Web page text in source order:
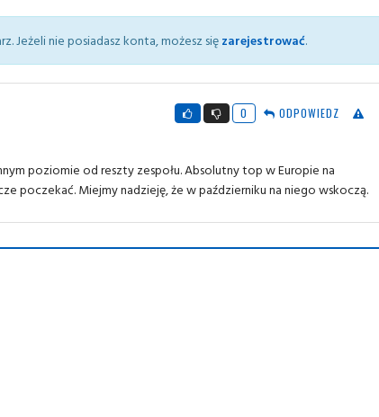
Jeżeli nie posiadasz konta, możesz sięzarejestrować.
0 ODPOWIEDZ
poziomie od reszty zespołu. Absolutny top w Europie na
poczekać. Miejmy nadzieję, że w październiku na niego wskoczą.